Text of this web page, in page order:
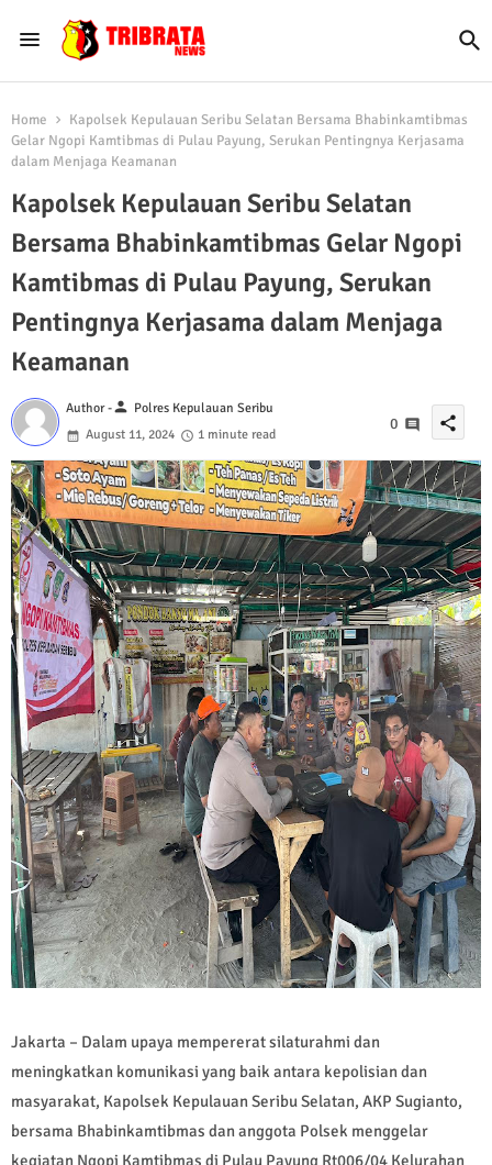
Home
Kapolsek Kepulauan Seribu Selatan Bersama Bhabinkamtibmas
Gelar Ngopi Kamtibmas di Pulau Payung, Serukan Pentingnya Kerjasama
dalam Menjaga Keamanan
Kapolsek Kepulauan Seribu Selatan
Bersama Bhabinkamtibmas Gelar Ngopi
Kamtibmas di Pulau Payung, Serukan
Pentingnya Kerjasama dalam Menjaga
Keamanan
Author -person Polres Kepulauan Seribu
August 11, 2024
1 minute read
0 share
Jakarta – Dalam upaya mempererat silaturahmi dan
meningkatkan komunikasi yang baik antara kepolisian dan
masyarakat, Kapolsek Kepulauan Seribu Selatan, AKP Sugianto,
bersama Bhabinkamtibmas dan anggota Polsek menggelar
kegiatan Ngopi Kamtibmas di Pulau Payung Rt006/04 Kelurahan